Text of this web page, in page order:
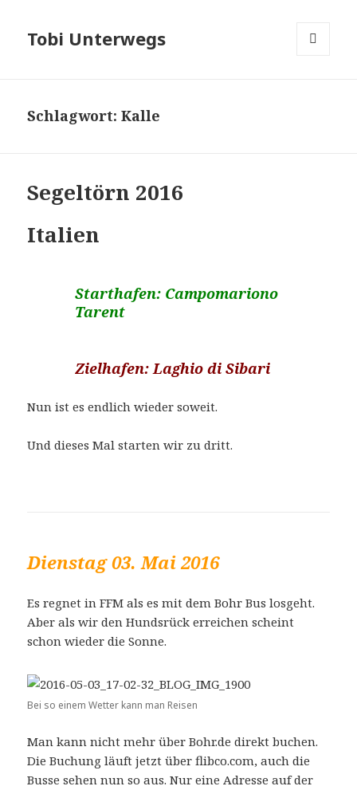
Tobi Unterwegs
Schlagwort: Kalle
Segeltörn 2016
Italien
Starthafen: Campomariono
Tarent
Zielhafen: Laghio di Sibari
Nun ist es endlich wieder soweit.
Und dieses Mal starten wir zu dritt.
Dienstag 03. Mai 2016
Es regnet in FFM als es mit dem Bohr Bus losgeht.
Aber als wir den Hundsrück erreichen scheint
schon wieder die Sonne.
Bei so einem Wetter kann man Reisen
Man kann nicht mehr über Bohr.de direkt buchen.
Die Buchung läuft jetzt über flibco.com, auch die
Busse sehen nun so aus. Nur eine Adresse auf der